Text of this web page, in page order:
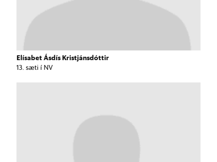
Elísabet Ásdís Kristjánsdóttir
13. sæti í NV